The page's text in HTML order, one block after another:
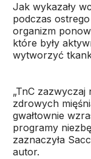
Jak wykazały
podczas
organizm
które były
wytworzyć
„TnC
zdrowych
gwałtownie
programy
zaznaczyła
autor.